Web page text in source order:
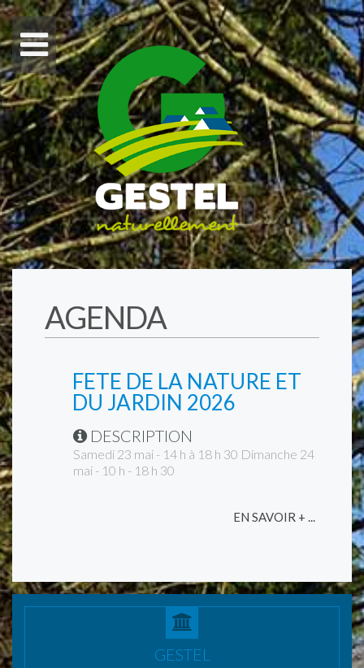
AGENDA
FETE DE LA NATURE ET
DU JARDIN 2026
DESCRIPTION
Samedi 23 mai - 14 h à 18 h 30 Dimanche 24
mai - 10 h - 18 h 30
EN SAVOIR + ...
GESTEL